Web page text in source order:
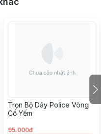
Trọn Bộ Dây Police Vòng
Cổ Yếm
95.000đ